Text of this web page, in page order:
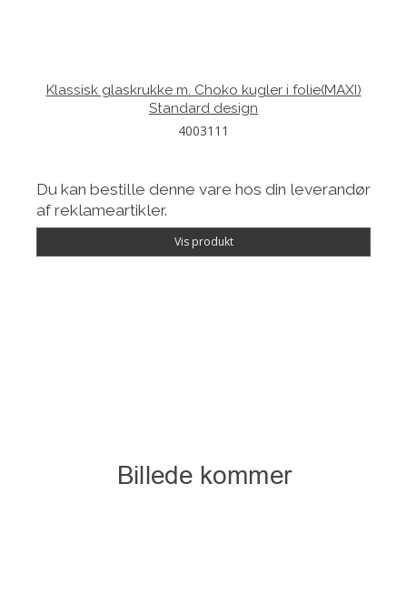
Klassisk glaskrukke m. Choko kugler i folie(MAXI)
Standard design
4003111
Du kan bestille denne vare hos din leverandør
af reklameartikler.
Vis produkt